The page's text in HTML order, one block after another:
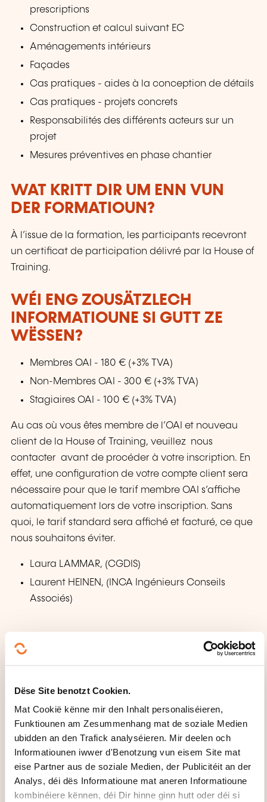
Dëse Site benotzt Cookien.
Mat Cookië kënne mir den Inhalt personaliséieren,
Funktiounen am Zesummenhang mat de soziale Medien
ubidden an den Trafick analyséieren. Mir deelen och
Informatiounen iwwer d'Benotzung vun eisem Site mat
eise Partner aus de soziale Medien, der Publicitéit an der
Analys, déi dës Informatioune mat aneren Informatioune
kombinéiere kënnen, déi Dir hinne ginn hutt oder déi si
prescriptions
Construction et calcul suivant EC
Aménagements intérieurs
Façades
Cas pratiques - aides à la conception de détails
Cas pratiques - projets concrets
Responsabilités des différents acteurs sur un
projet
Mesures préventives en phase chantier
WAT KRITT DIR UM ENN VUN
DER FORMATIOUN?
À l’issue de la formation, les participants recevront
un certificat de participation délivré par la House of
Training.
WÉI ENG ZOUSÄTZLECH
INFORMATIOUNE SI GUTT ZE
WËSSEN?
Membres OAI - 180 € (+3% TVA)
Non-Membres OAI - 300 € (+3% TVA)
Stagiaires OAI - 100 € (+3% TVA)
Au cas où vous êtes membre de l’OAI et nouveau
client de la House of Training, veuillez nous
contacter avant de procéder à votre inscription. En
effet, une configuration de votre compte client sera
nécessaire pour que le tarif membre OAI s’affiche
automatiquement lors de votre inscription. Sans
quoi, le tarif standard sera affiché et facturé, ce que
nous souhaitons éviter.
Laura LAMMAR, (CGDIS)
Laurent HEINEN, (INCA Ingénieurs Conseils
Associés)
Wéi kann een
d'Formatiounsinstitut
kontaktéieren?
House of Training